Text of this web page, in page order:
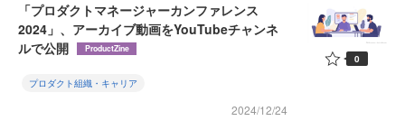
「プロダクトマネージャーカンファレンス
2024」、アーカイブ動画をYouTubeチャンネ
ルで公開
ProductZine
プロダクト組織・キャリア
2024/12/24
0